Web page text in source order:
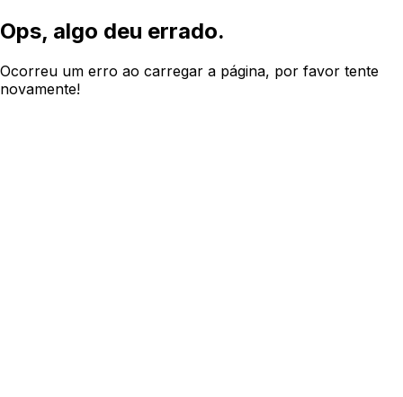
Ops, algo deu errado.
Ocorreu um erro ao carregar a página, por favor tente
novamente!